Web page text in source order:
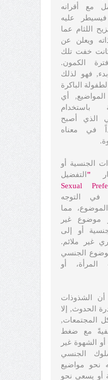
مع أقرانه
عليه
اللثام عما
ويعلن عن
كانت خفت تلك
الكمون.
فهو لذلك
الباكرة
أي
باستخدام
الذي أصبح
في معناه
الجنسية أو
" التفضيل
Sexual
في التوجه
مما
موضوع غير
أو إلى
غير ملائم.
الجنسي
أو
الشذوذات
الحدوث, إلا
المجتمعات,
مع ضغط
أو الشهوة غير
الجنسي
نحو مواضيع
أو يسعى نحو